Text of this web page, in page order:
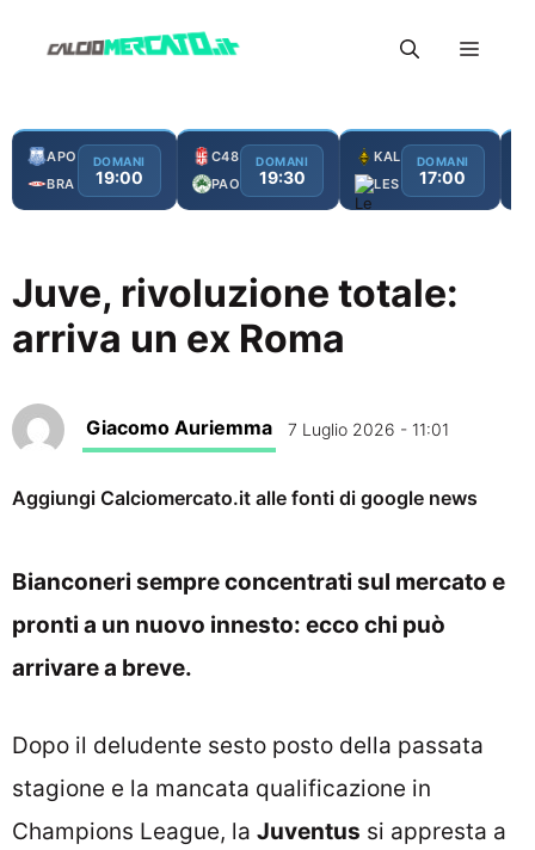
Menu
APO
BRA
DOMANI
19:00
C48
PAO
DOMANI
19:30
KAL
LES
DOMANI
17:00
Juve, rivoluzione totale:
arriva un ex Roma
Giacomo Auriemma 7 Luglio 2026 - 11:01
Aggiungi Calciomercato.it alle fonti di google news
Bianconeri sempre concentrati sul mercato e
pronti a un nuovo innesto: ecco chi può
arrivare a breve.
Dopo il deludente sesto posto della passata
stagione e la mancata qualificazione in
Champions League, la Juventus si appresta a